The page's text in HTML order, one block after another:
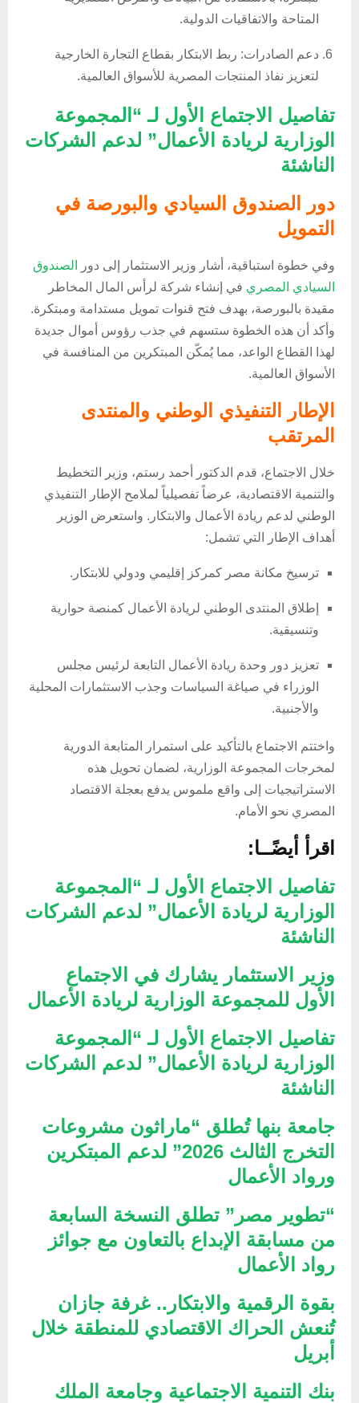
المتاحة والاتفاقيات الدولية.
دعم الصادرات: ربط الابتكار بقطاع التجارة الخارجية
لتعزيز نفاذ المنتجات المصرية للأسواق العالمية.
تفاصيل الاجتماع الأول لـ “المجموعة
الوزارية لريادة الأعمال” لدعم الشركات
الناشئة
دور الصندوق السيادي والبورصة في
التمويل
وفي خطوة استباقية، أشار وزير الاستثمار إلى دور
الصندوق
السيادي المصري في إنشاء شركة لرأس المال المخاطر
مقيدة بالبورصة، بهدف فتح قنوات تمويل مستدامة ومبتكرة.
وأكد أن هذه الخطوة ستسهم في جذب رؤوس أموال جديدة
لهذا القطاع الواعد، مما يُمكّن المبتكرين من المنافسة في
الأسواق العالمية.
الإطار التنفيذي الوطني والمنتدى
المرتقب
خلال الاجتماع، قدم الدكتور أحمد رستم، وزير التخطيط
والتنمية الاقتصادية، عرضاً تفصيلياً لملامح الإطار التنفيذي
الوطني لدعم ريادة الأعمال والابتكار. واستعرض الوزير
أهداف الإطار التي تشمل:
ترسيخ مكانة مصر كمركز إقليمي ودولي للابتكار.
إطلاق المنتدى الوطني لريادة الأعمال كمنصة حوارية
وتنسيقية.
تعزيز دور وحدة ريادة الأعمال التابعة لرئيس مجلس
الوزراء في صياغة السياسات وجذب الاستثمارات المحلية
والأجنبية.
واختتم الاجتماع بالتأكيد على استمرار المتابعة الدورية
لمخرجات المجموعة الوزارية، لضمان تحويل هذه
الاستراتيجيات إلى واقع ملموس يدفع بعجلة الاقتصاد
المصري نحو الأمام.
اقرأ أيضًــا:
تفاصيل الاجتماع الأول لـ “المجموعة
الوزارية لريادة الأعمال” لدعم الشركات
الناشئة
وزير الاستثمار يشارك في الاجتماع
الأول للمجموعة الوزارية لريادة الأعمال
تفاصيل الاجتماع الأول لـ “المجموعة
الوزارية لريادة الأعمال” لدعم الشركات
الناشئة
جامعة بنها تُطلق “ماراثون مشروعات
التخرج الثالث 2026” لدعم المبتكرين
ورواد الأعمال
“تطوير مصر” تطلق النسخة السابعة
من مسابقة الإبداع بالتعاون مع جوائز
رواد الأعمال
بقوة الرقمية والابتكار.. غرفة جازان
تُنعش الحراك الاقتصادي للمنطقة خلال
أبريل
بنك التنمية الاجتماعية وجامعة الملك